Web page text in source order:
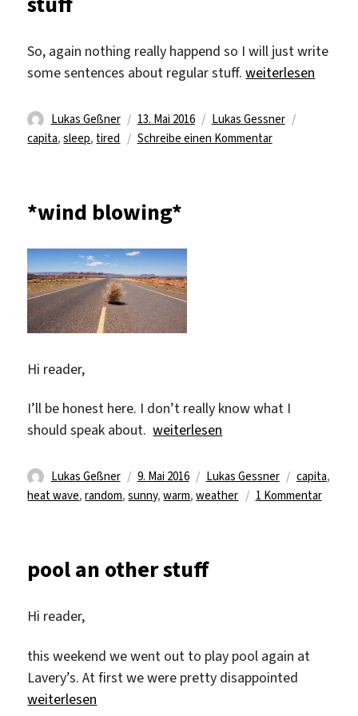
and
poker
So, again nothing really happend so I will just write
some sentences about regular stuff.„stuff“
weiterlesen
Autor
Lukas Geßner
Veröffentlicht
am
13. Mai 2016 Kategorien
Lukas Gessner
capita,sleep, tired Schreibe einen Kommentarzu
*wind blowing*
Hi reader,
I’ll be honest here. I don’t really know what I
should speak about.„*wind blowing*“
weiterlesen
Autor
Lukas Geßner
Veröffentlicht
am
9. Mai 2016 Kategorien
Lukas Gessner capita,
heat wave,random,sunny,warm,weather 1 Kommentarzu
pool an other stuff
Hi reader,
this weekend we went out to play pool again at
Lavery’s. At first we were pretty disappointed
„pool an other stuff“
weiterlesen